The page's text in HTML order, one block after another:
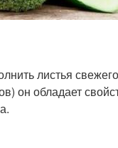
листья
он обладает